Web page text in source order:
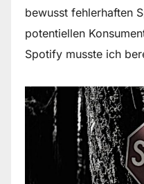
bewusst fehlerhaften
potentiellen
Spotify musste ich